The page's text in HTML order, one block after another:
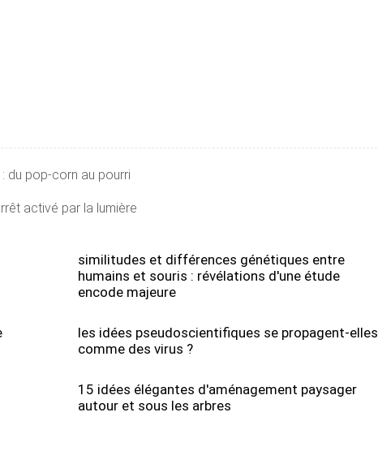
du pop-corn au pourri
activé par la lumière
similitudes et différences génétiques entre
humains et souris : révélations d'une étude
encode majeure
les idées pseudoscientifiques se propagent-elles
comme des virus ?
15 idées élégantes d'aménagement paysager
autour et sous les arbres